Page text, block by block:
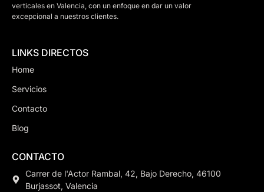
verticales en Valencia, con un enfoque en dar un valor
excepcional a nuestros clientes.
LINKS DIRECTOS
Home
Servicios
Contacto
Blog
CONTACTO
Carrer de l'Actor Rambal, 42, Bajo Derecho, 46100
Burjassot, Valencia